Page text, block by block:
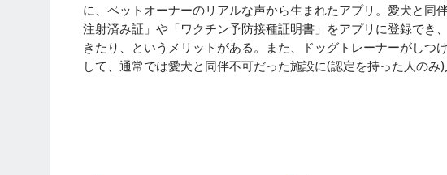
に、ペットオーナーのリアルな声から生まれたアプリ。愛犬と同
注射済み証」や「ワクチン予防接種証明書」をアプリに登録でき
きたり、というメリットがある。また、ドッグトレーナーがしつ
して、通常では愛犬と同伴不可だった施設に(認定を持った人のみ